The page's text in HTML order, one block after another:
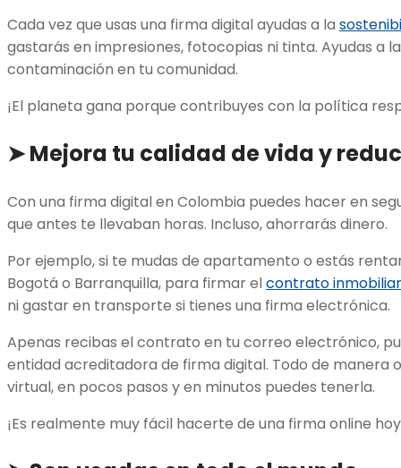
Cada vez que usas una firma digital ayudas a la
gastarás en impresiones, fotocopias ni tinta. Ayudas a
contaminación en tu comunidad.
¡El planeta gana porque contribuyes con la política
➤Mejora tu calidad de vida y
Con una firma digital en Colombia puedes hacer en
que antes te llevaban horas. Incluso, ahorrarás dinero.
Por ejemplo, si te mudas de apartamento o estás
Bogotá o Barranquilla, para firmar elcontrato
ni gastar en transporte si tienes una firma electrónica.
Apenas recibas el contrato en tu correo electrónico,
entidad acreditadora de firma digital. Todo de manera
virtual, en pocos pasos y en minutos puedes tenerla.
¡Es realmente muy fácil hacerte de una firma online